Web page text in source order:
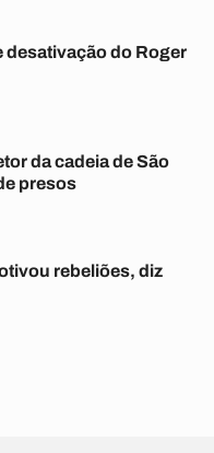
desativação do Roger
da cadeia de São
presos
rebeliões, diz